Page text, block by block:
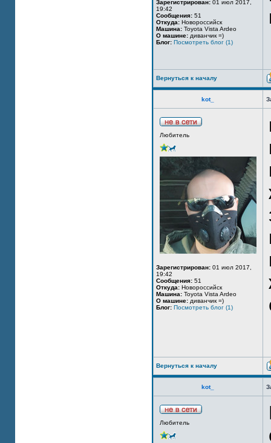
Зарегистрирован: 01 июл 2017,
19:42
Сообщения: 51
Откуда: Новороссийск
Машина: Toyota Vista Ardeo
О машине: диванчик =)
Блог: Посмотреть блог (1)
Вернуться к началу
kot_
Любитель
Зарегистрирован: 01 июл 2017,
19:42
Сообщения: 51
Откуда: Новороссийск
Машина: Toyota Vista Ardeo
О машине: диванчик =)
Блог: Посмотреть блог (1)
Вернуться к началу
kot_
Любитель